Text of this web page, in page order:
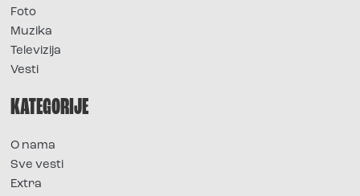
Foto
Muzika
Televizija
Vesti
KATEGORIJE
O nama
Sve vesti
Extra